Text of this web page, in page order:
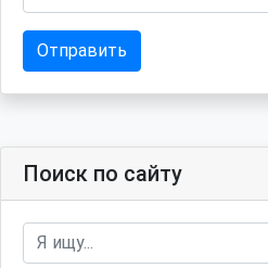
Отправить
Поиск по сайту